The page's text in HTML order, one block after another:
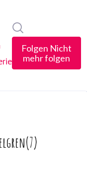
Folgen Nicht
mehr folgen